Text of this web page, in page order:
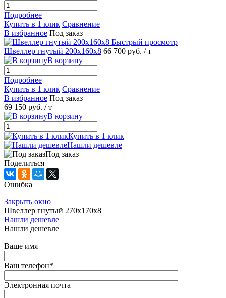
Подробнее
Купить в 1 клик Сравнение
В избранное Под заказ
Быстрый просмотр
Швеллер гнутый 200х160х8 66 700 руб. / т
В корзину
Подробнее
Купить в 1 клик Сравнение
В избранное Под заказ
69 150 руб. / т
В корзину
Купить в 1 клик
Нашли дешевле
Под заказ
Поделиться
Ошибка
Закрыть окно
Швеллер гнутый 270х170х8
Нашли дешевле
Нашли дешевле
Ваше имя
Ваш телефон*
Электронная почта